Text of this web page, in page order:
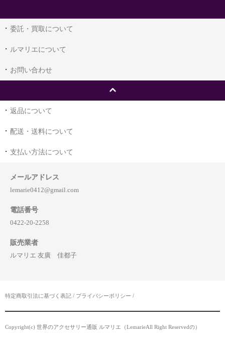
委託・買取について
ルマリエについて
お問い合わせ
返品について
配送・送料について
支払い方法について
メールアドレス
lemarie0412@gmail.com
電話番号
0422-20-2258
販売業者
ルマリエ 友廣 佳都子
特定商取引法に基づく表記 / プライバシーポリシー /
Copyright(c) 世界のアクセサリー通販 ルマリエ（LemarieAll Right Reservedの）